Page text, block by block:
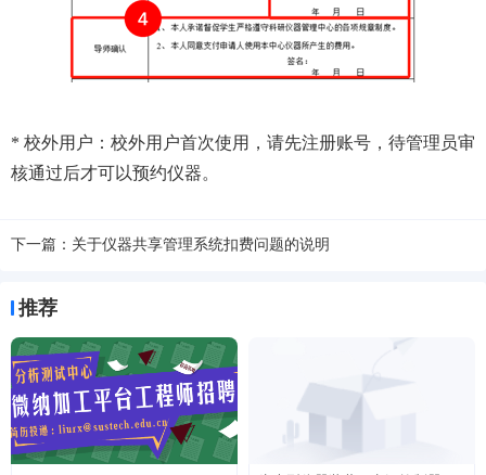
* 校外用户：校外用户首次使用，请先注册账号，待管理员审
核通过后才可以预约仪器。
下一篇： 关于仪器共享管理系统扣费问题的说明
推荐